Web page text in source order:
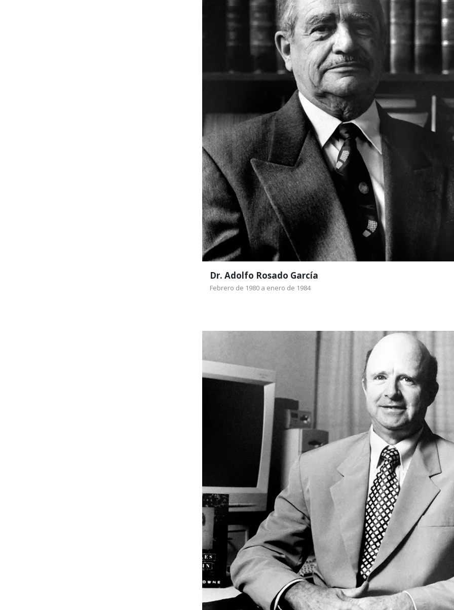
Dr. Adolfo Rosado García
Febrero de 1980 a enero de 1984
El 11 de febrero de 1980 tomó posesión el tercer Rector de la UAM
Médico Cirujano por la Facultad de Medicina de la UNAM, donde
Médicas con especialidad en Biología de la Reproducción.
Dr. Jorge Martínez Contreras
Enero de 1984 a enero de 1988
Nacido en 1942 en la Ciudad de México, Jorge Martínez Contreras
Iztapalapa en enero de 1984. El Licenciado en Filosofía por La